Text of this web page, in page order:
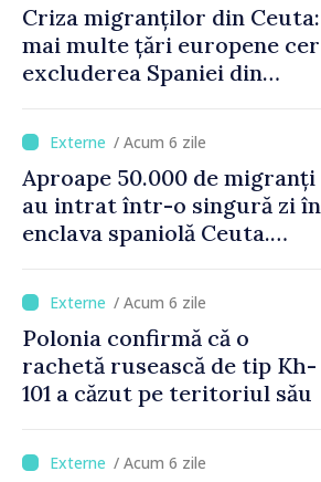
Criza migranților din Ceuta:
mai multe țări europene cer
excluderea Spaniei din
/ Acum 6 zile
Aproape 50.000 de migranți
au intrat într-o singură zi în
enclava spaniolă Ceuta.
Schengen cu Spania
/ Acum 6 zile
Polonia confirmă că o
rachetă rusească de tip Kh-
101 a căzut pe teritoriul său
/ Acum 6 zile